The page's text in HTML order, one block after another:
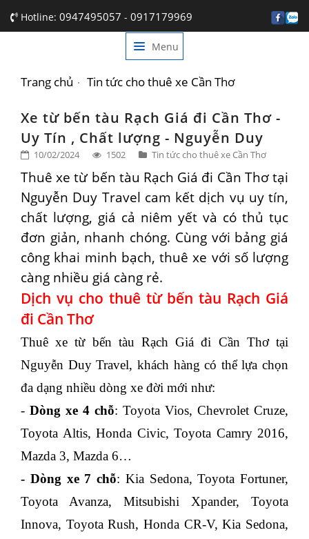
Hotline: 0947495057 - 0917179969
Menu
GIỚI THIỆU
DỊCH VỤ
BẢNG GIÁ
TIN TỨC
LIÊN HỆ
Trang chủ Tin tức cho thuê xe Cần Thơ
Xe từ bến tàu Rạch Giá đi Cần Thơ -
Uy Tín , Chất lượng - Nguyễn Duy
10/02/2024 1502 Tin tức cho thuê xe Cần Thơ
Thuê xe từ bến tàu Rạch Giá đi Cần Thơ tại
Nguyễn Duy Travel cam kết dịch vụ uy tín,
chất lượng, giá cả niêm yết và có thủ tục
đơn giản, nhanh chóng. Cùng với bảng giá
công khai minh bạch, thuê xe với số lượng
càng nhiều giá càng rẻ.
Dịch vụ cho thuê từ bến tàu Rạch Giá
đi Cần Thơ
Thuê xe từ bến tàu Rạch Giá đi Cần Thơ tại
Nguyễn Duy Travel, khách hàng có thể lựa chọn
đa dạng nhiều dòng xe đời mới như:
- Dòng xe 4 chỗ: Toyota Vios, Chevrolet Cruze,
Toyota Altis, Honda Civic, Toyota Camry 2016,
Mazda 3, Mazda 6…
- Dòng xe 7 chỗ: Kia Sedona, Toyota Fortuner,
Toyota Avanza, Mitsubishi Xpander, Toyota
Innova, Toyota Rush, Honda CR-V, Kia Sedona,